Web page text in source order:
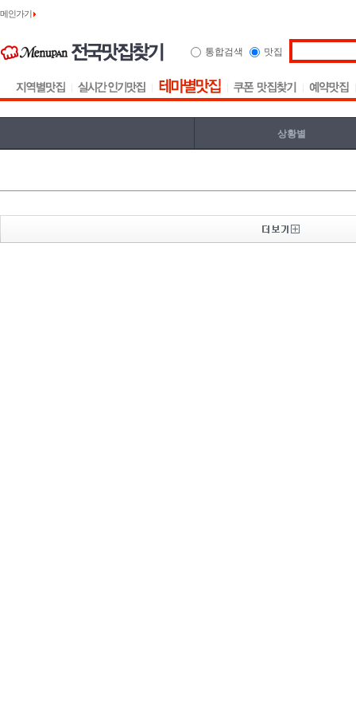
메인가기
통합검색 맛집
상황별